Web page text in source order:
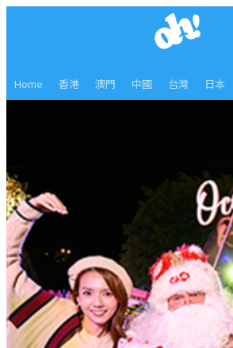
Home 香港 澳門 中國 台灣 日本